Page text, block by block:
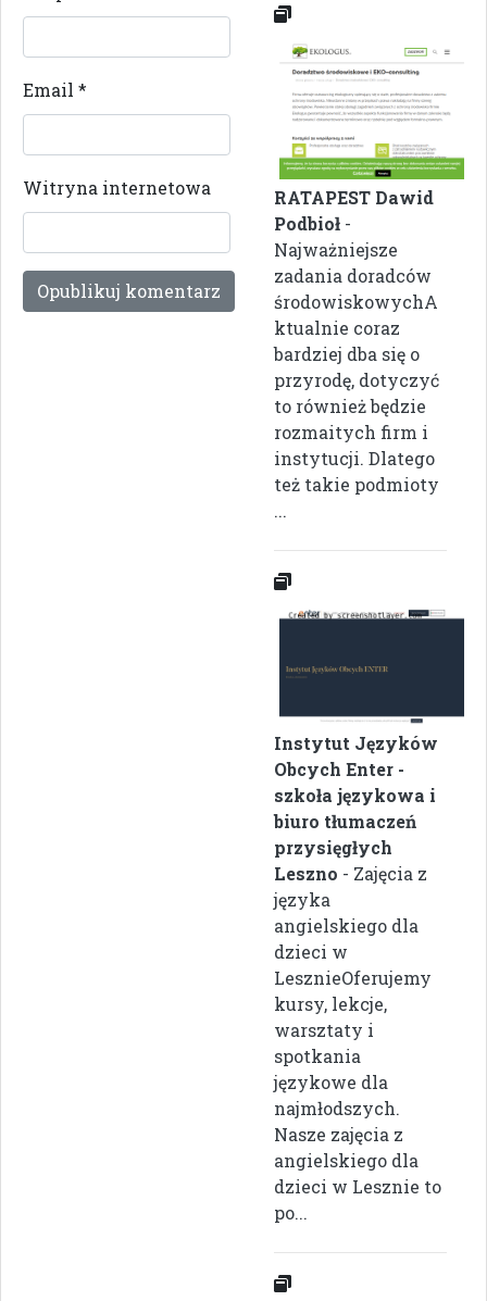
Email *
Witryna internetowa
RATAPEST Dawid
Podbioł -
Najważniejsze
zadania doradców
środowiskowychA
ktualnie coraz
bardziej dba się o
przyrodę, dotyczyć
to również będzie
rozmaitych firm i
instytucji. Dlatego
też takie podmioty
...
Instytut Języków
Obcych Enter -
szkoła językowa i
biuro tłumaczeń
przysięgłych
Leszno - Zajęcia z
języka
angielskiego dla
dzieci w
LesznieOferujemy
kursy, lekcje,
warsztaty i
spotkania
językowe dla
najmłodszych.
Nasze zajęcia z
angielskiego dla
dzieci w Lesznie to
po...